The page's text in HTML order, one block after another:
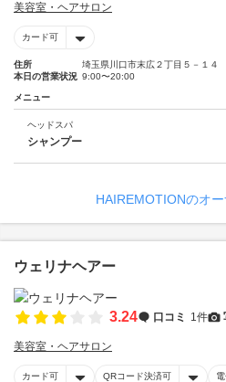
美容室・ヘアサロン
カード可
住所
埼玉県川口市末広２丁目５－１４
本日の営業状況 9:00〜20:00
メニュー
ヘッドスパ
シャンプー
HAIREMOTIONのオ
ウェリナヘアー
3.24 口コミ 1件
美容室・ヘアサロン
カード可 QRコード決済可